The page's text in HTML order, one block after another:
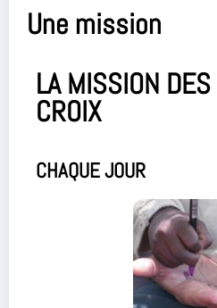
Une mission
LA MISSION
CROIX
CHAQUE JOUR